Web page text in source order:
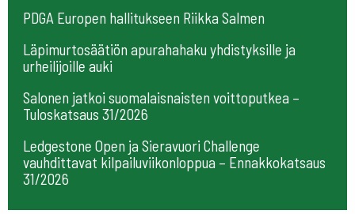
PDGA Europen hallitukseen Riikka Salmen
Läpimurtosäätiön apurahahaku yhdistyksille ja
urheilijoille auki
Salonen jatkoi suomalaisnaisten voittoputkea –
Tuloskatsaus 31/2026
Ledgestone Open ja Sieravuori Challenge
vauhdittavat kilpailuviikonloppua – Ennakkokatsaus
31/2026